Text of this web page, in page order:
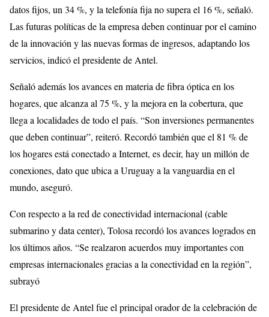
datos fijos, un 34 %, y la telefonía fija no supera el 16 %, señaló.
Las futuras políticas de la empresa deben continuar por el camino
de la innovación y las nuevas formas de ingresos, adaptando los
servicios, indicó el presidente de Antel.
Señaló además los avances en materia de fibra óptica en los
hogares, que alcanza al 75 %, y la mejora en la cobertura, que
llega a localidades de todo el país. “Son inversiones permanentes
que deben continuar”, reiteró. Recordó también que el 81 % de
los hogares está conectado a Internet, es decir, hay un millón de
conexiones, dato que ubica a Uruguay a la vanguardia en el
mundo, aseguró.
Con respecto a la red de conectividad internacional (cable
submarino y data center), Tolosa recordó los avances logrados en
los últimos años. “Se realzaron acuerdos muy importantes con
empresas internacionales gracias a la conectividad en la región”,
subrayó
El presidente de Antel fue el principal orador de la celebración de